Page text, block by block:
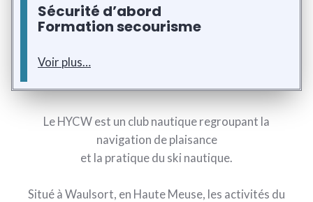
Sécurité d’abord
Formation secourisme
Voir plus…
Le HYCW est un club nautique regroupant la
navigation de plaisance
et la pratique du ski nautique.
Situé à Waulsort, en Haute Meuse, les activités du